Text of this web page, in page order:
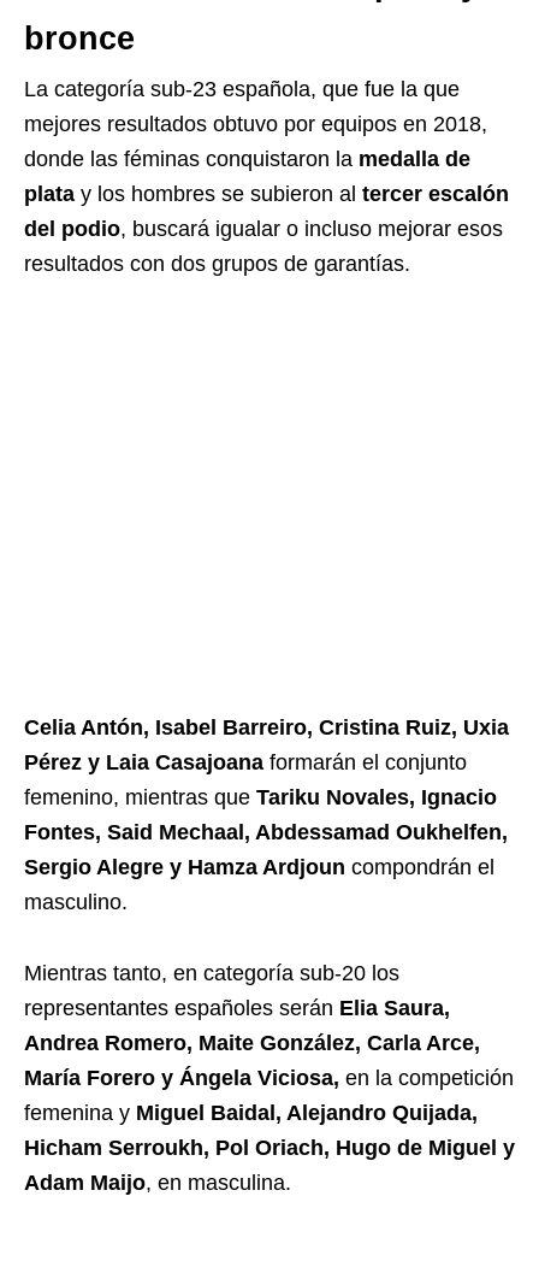
bronce
La categoría sub-23 española, que fue la que
mejores resultados obtuvo por equipos en 2018,
donde las féminas conquistaron la medalla de
plata y los hombres se subieron al tercer escalón
del podio, buscará igualar o incluso mejorar esos
resultados con dos grupos de garantías.
Celia Antón, Isabel Barreiro, Cristina Ruiz, Uxia
Pérez y Laia Casajoana formarán el conjunto
femenino, mientras que Tariku Novales, Ignacio
Fontes, Said Mechaal, Abdessamad Oukhelfen,
Sergio Alegre y Hamza Ardjoun compondrán el
masculino.
Mientras tanto, en categoría sub-20 los
representantes españoles serán Elia Saura,
Andrea Romero, Maite González, Carla Arce,
María Forero y Ángela Viciosa, en la competición
femenina y Miguel Baidal, Alejandro Quijada,
Hicham Serroukh, Pol Oriach, Hugo de Miguel y
Adam Maijo, en masculina.